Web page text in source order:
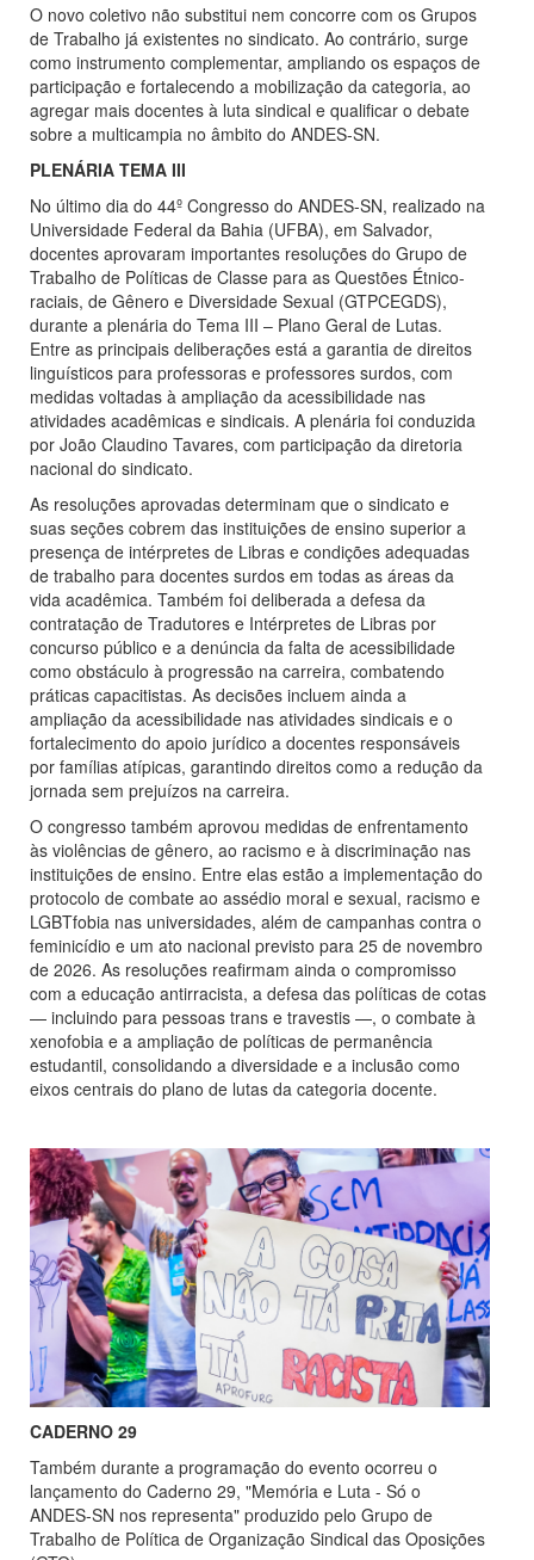
O novo coletivo não substitui nem concorre com os Grupos
de Trabalho já existentes no sindicato. Ao contrário, surge
como instrumento complementar, ampliando os espaços de
participação e fortalecendo a mobilização da categoria, ao
agregar mais docentes à luta sindical e qualificar o debate
sobre a multicampia no âmbito do ANDES-SN.
PLENÁRIA TEMA III
No último dia do 44º Congresso do ANDES-SN, realizado na
Universidade Federal da Bahia (UFBA), em Salvador,
docentes aprovaram importantes resoluções do Grupo de
Trabalho de Políticas de Classe para as Questões Étnico-
raciais, de Gênero e Diversidade Sexual (GTPCEGDS),
durante a plenária do Tema III – Plano Geral de Lutas.
Entre as principais deliberações está a garantia de direitos
linguísticos para professoras e professores surdos, com
medidas voltadas à ampliação da acessibilidade nas
atividades acadêmicas e sindicais. A plenária foi conduzida
por João Claudino Tavares, com participação da diretoria
nacional do sindicato.
As resoluções aprovadas determinam que o sindicato e
suas seções cobrem das instituições de ensino superior a
presença de intérpretes de Libras e condições adequadas
de trabalho para docentes surdos em todas as áreas da
vida acadêmica. Também foi deliberada a defesa da
contratação de Tradutores e Intérpretes de Libras por
concurso público e a denúncia da falta de acessibilidade
como obstáculo à progressão na carreira, combatendo
práticas capacitistas. As decisões incluem ainda a
ampliação da acessibilidade nas atividades sindicais e o
fortalecimento do apoio jurídico a docentes responsáveis
por famílias atípicas, garantindo direitos como a redução da
jornada sem prejuízos na carreira.
O congresso também aprovou medidas de enfrentamento
às violências de gênero, ao racismo e à discriminação nas
instituições de ensino. Entre elas estão a implementação do
protocolo de combate ao assédio moral e sexual, racismo e
LGBTfobia nas universidades, além de campanhas contra o
feminicídio e um ato nacional previsto para 25 de novembro
de 2026. As resoluções reafirmam ainda o compromisso
com a educação antirracista, a defesa das políticas de cotas
— incluindo para pessoas trans e travestis —, o combate à
xenofobia e a ampliação de políticas de permanência
estudantil, consolidando a diversidade e a inclusão como
eixos centrais do plano de lutas da categoria docente.
CADERNO 29
Também durante a programação do evento ocorreu o
lançamento do Caderno 29, "Memória e Luta - Só o
ANDES-SN nos representa" produzido pelo Grupo de
Trabalho de Política de Organização Sindical das Oposições